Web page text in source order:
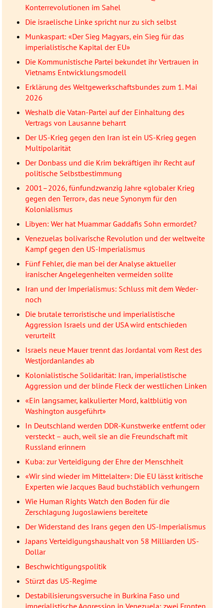
Konterrevolutionen im Sahel
Die israelische Linke spricht nur zu sich selbst
Munkaspart: «Der Sieg Magyars, ein Sieg für das
imperialistische Kapital der EU»
Die Kommunistische Partei bekundet ihr Vertrauen in
Vietnams Entwicklungsmodell
Erklärung des Weltgewerkschaftsbundes zum 1. Mai
2026
Weshalb die Vatan-Partei auf der Einhaltung des
Vertrags von Lausanne beharrt
Der US-Krieg gegen den Iran ist ein US-Krieg gegen
Multipolarität
Der Donbass und die Krim bekräftigen ihr Recht auf
politische Selbstbestimmung
2001–2026, fünfundzwanzig Jahre «globaler Krieg
gegen den Terror», das neue Synonym für den
Kolonialismus
Libyen: Wer hat Muammar Gaddafis Sohn ermordet?
Venezuelas bolivarische Revolution und der weltweite
Kampf gegen den US-Imperialismus
Fünf Fehler, die man bei der Analyse aktueller
iranischer Angelegenheiten vermeiden sollte
Iran und der Imperialismus: Schluss mit dem Weder-
noch
Die brutale terroristische und imperialistische
Aggression Israels und der USA wird entschieden
verurteilt
Israels neue Mauer trennt das Jordantal vom Rest des
Westjordanlandes ab
Kolonialistische Solidarität: Iran, imperialistische
Aggression und der blinde Fleck der westlichen Linken
«Ein langsamer, kalkulierter Mord, kaltblütig von
Washington ausgeführt»
In Deutschland werden DDR-Kunstwerke entfernt oder
versteckt – auch, weil sie an die Freundschaft mit
Russland erinnern
Kuba: zur Verteidigung der Ehre der Menschheit
«Wir sind wieder im Mittelalter»: Die EU lässt kritische
Experten wie Jacques Baud buchstäblich verhungern
Wie Human Rights Watch den Boden für die
Zerschlagung Jugoslawiens bereitete
Der Widerstand des Irans gegen den US-Imperialismus
Japans Verteidigungshaushalt von 58 Milliarden US-
Dollar
Beschwichtigungspolitik
Stürzt das US-Regime
Destabilisierungsversuche in Burkina Faso und
imperialistische Aggression in Venezuela: zwei Fronten